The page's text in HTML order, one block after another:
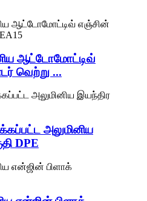
ஆட்டோமோட்டிவ்
வெற்று ...
அலுமினிய
DPE